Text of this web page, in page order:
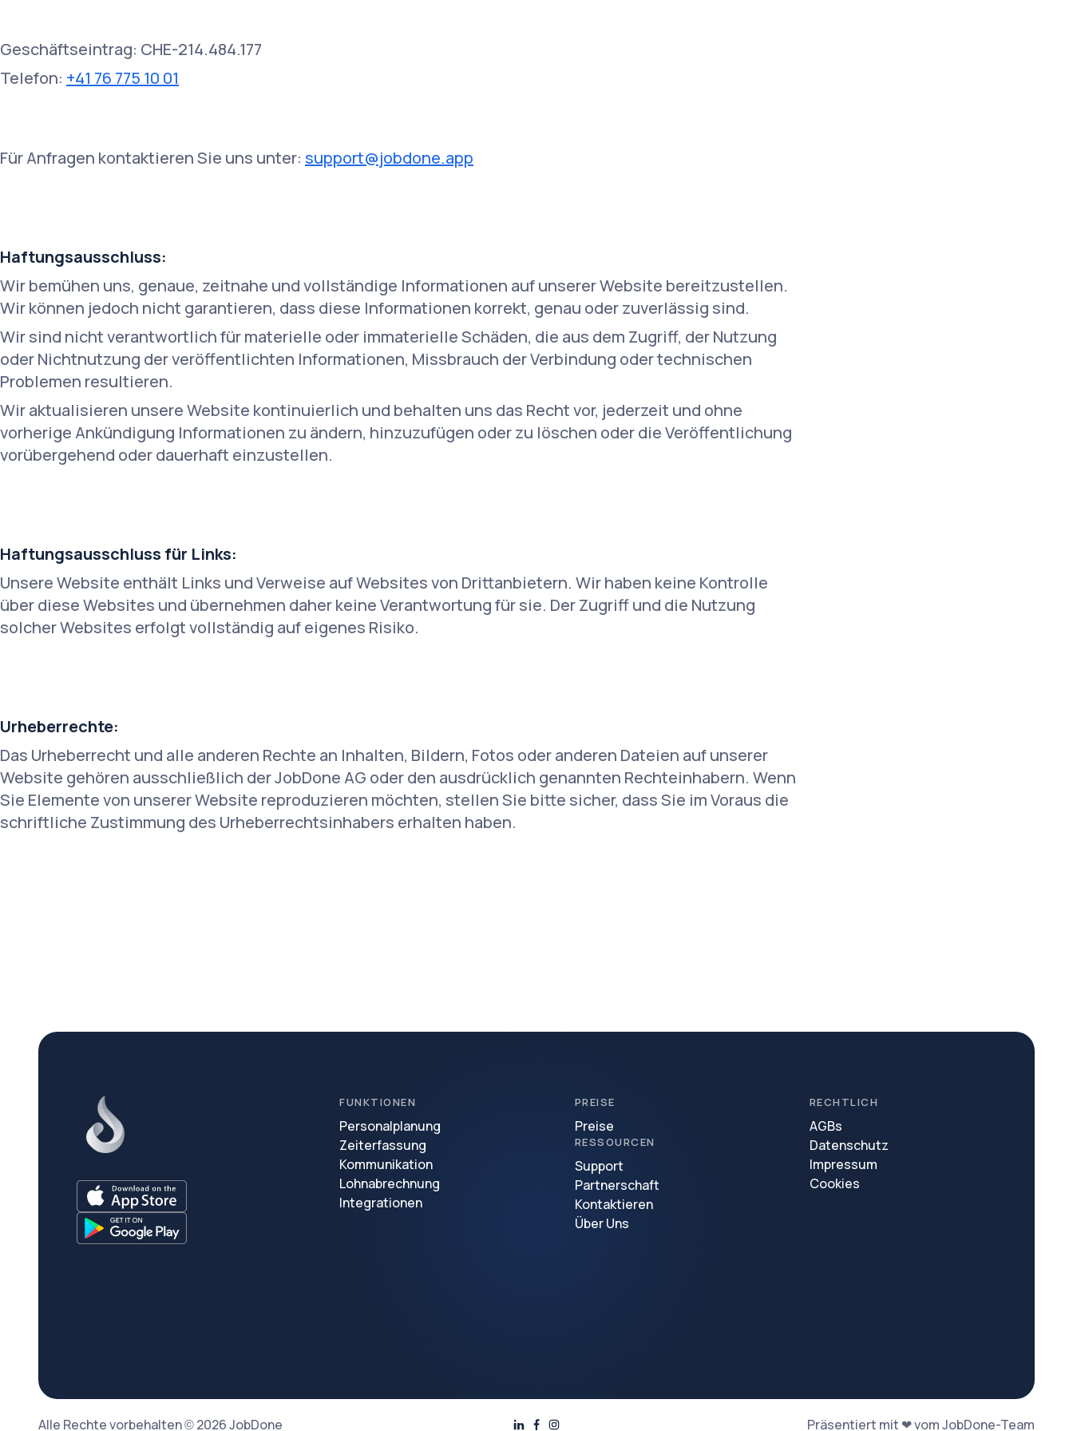
Geschäftseintrag: CHE-214.484.177
Telefon: +41 76 775 10 01
Für Anfragen kontaktieren Sie uns unter: support@jobdone.app
Haftungsausschluss:
Wir bemühen uns, genaue, zeitnahe und vollständige Informationen auf unserer Website bereitzustellen.
Wir können jedoch nicht garantieren, dass diese Informationen korrekt, genau oder zuverlässig sind.
Wir sind nicht verantwortlich für materielle oder immaterielle Schäden, die aus dem Zugriff, der Nutzung
oder Nichtnutzung der veröffentlichten Informationen, Missbrauch der Verbindung oder technischen
Problemen resultieren.
Wir aktualisieren unsere Website kontinuierlich und behalten uns das Recht vor, jederzeit und ohne
vorherige Ankündigung Informationen zu ändern, hinzuzufügen oder zu löschen oder die Veröffentlichung
vorübergehend oder dauerhaft einzustellen.
Haftungsausschluss für Links:
Unsere Website enthält Links und Verweise auf Websites von Drittanbietern. Wir haben keine Kontrolle
über diese Websites und übernehmen daher keine Verantwortung für sie. Der Zugriff und die Nutzung
solcher Websites erfolgt vollständig auf eigenes Risiko.
Urheberrechte:
Das Urheberrecht und alle anderen Rechte an Inhalten, Bildern, Fotos oder anderen Dateien auf unserer
Website gehören ausschließlich der JobDone AG oder den ausdrücklich genannten Rechteinhabern. Wenn
Sie Elemente von unserer Website reproduzieren möchten, stellen Sie bitte sicher, dass Sie im Voraus die
schriftliche Zustimmung des Urheberrechtsinhabers erhalten haben.
FUNKTIONEN
Personalplanung
Zeiterfassung
Kommunikation
Lohnabrechnung
Integrationen
PREISE
Preise
RESSOURCEN
Support
Partnerschaft
Kontaktieren
Über Uns
RECHTLICH
AGBs
Datenschutz
Impressum
Cookies
Alle Rechte vorbehalten © 2026 JobDone Präsentiert mit ❤ vom JobDone-Team